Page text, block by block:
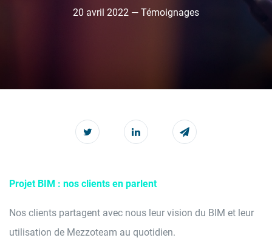
20 avril 2022 — Témoignages
Projet BIM : nos clients en parlent
Nos clients partagent avec nous leur vision du BIM et leur
utilisation de Mezzoteam au quotidien.